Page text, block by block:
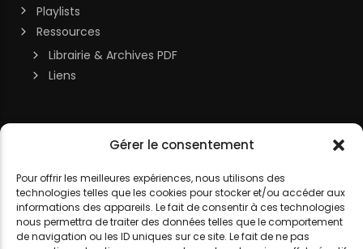
Gérer le consentement
Pour offrir les meilleures expériences, nous utilisons des
technologies telles que les cookies pour stocker et/ou accéder aux
informations des appareils. Le fait de consentir à ces technologies
nous permettra de traiter des données telles que le comportement
de navigation ou les ID uniques sur ce site. Le fait de ne pas
Playlists
Ressources
Librairie & Archives PDF
Liens
MON COMPTE
Contact
DJ LITTLE NEMO